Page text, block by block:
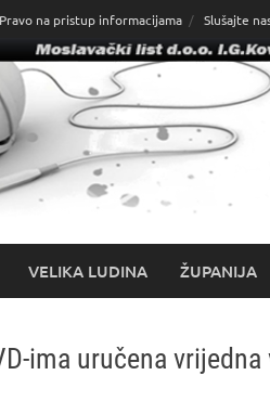
Pravo na pristup informacijama Slušajte
VELIKA LUDINA ŽUPANIJA
ima uručena vrijedna